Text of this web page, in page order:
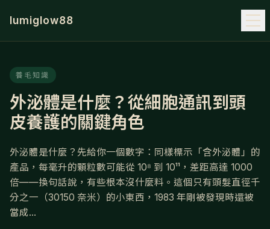
lumiglow88
養毛知識
外泌體是什麼？從細胞通訊到頭
皮養護的關鍵角色
外泌體是什麼？先給你一個數字：同樣標示「含外泌體」的
產品，每毫升的顆粒數可能從 10⁸ 到 10¹¹，差距高達 1000
倍——換句話說，有些根本沒什麼料。這個只有頭髮直徑千
分之一（30150 奈米）的小東西，1983 年剛被發現時還被
當成...